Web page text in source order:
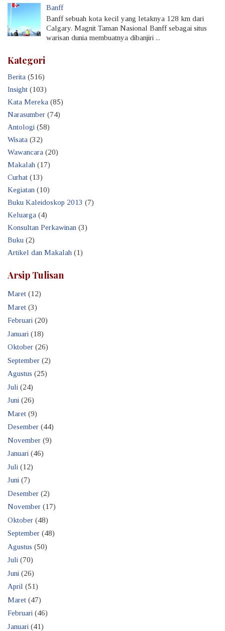
Banff
Banff sebuah kota kecil yang letaknya 128 km dari
Calgary. Magnit Taman Nasional Banff sebagai situs
warisan dunia membuatnya dibanjiri ...
Kategori
Berita (516)
Insight (103)
Kata Mereka (85)
Narasumber (74)
Antologi (58)
Wisata (32)
Wawancara (20)
Makalah (17)
Curhat (13)
Kegiatan (10)
Buku Kaleidoskop 2013 (7)
Keluarga (4)
Konsultan Perkawinan (3)
Buku (2)
Artikel dan Makalah (1)
Arsip Tulisan
Maret (12)
Maret (3)
Februari (20)
Januari (18)
Oktober (26)
September (2)
Agustus (25)
Juli (24)
Juni (26)
Maret (9)
Desember (44)
November (9)
Januari (46)
Juli (12)
Juni (7)
Desember (2)
November (17)
Oktober (48)
September (48)
Agustus (50)
Juli (70)
Juni (26)
April (51)
Maret (47)
Februari (46)
Januari (41)